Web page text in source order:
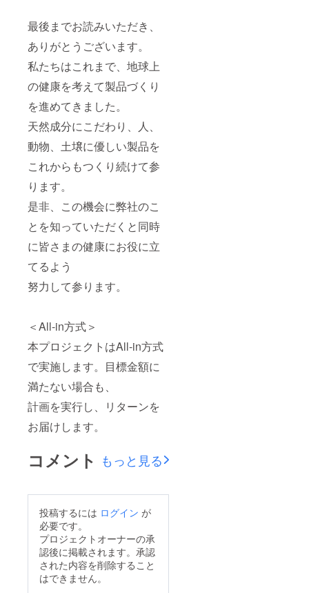
最後までお読みいただき、
ありがとうございます。
私たちはこれまで、地球上
の健康を考えて製品づくり
を進めてきました。
天然成分にこだわり、人、
動物、土壌に優しい製品を
これからもつくり続けて参
ります。
是非、この機会に弊社のこ
とを知っていただくと同時
に皆さまの健康にお役に立
てるよう
努力して参ります。
＜All-in方式＞
本プロジェクトはAll-in方式
で実施します。目標金額に
満たない場合も、
計画を実行し、リターンを
お届けします。
コメント もっと見る
投稿するには ログイン が
必要です。
プロジェクトオーナーの承
認後に掲載されます。承認
された内容を削除すること
はできません。